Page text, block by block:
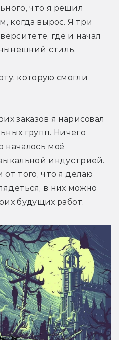
что я решил
когда вырос. Я три
где и начал
стиль.
которую смогли
заказов я нарисовал
групп. Ничего
началось моё
индустрией.
того, что я делаю
в них можно
будущих работ.